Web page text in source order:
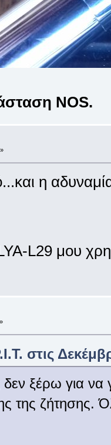
NOS.
η
L29 μου
στις
ξέρω για να
της ζήτησης.